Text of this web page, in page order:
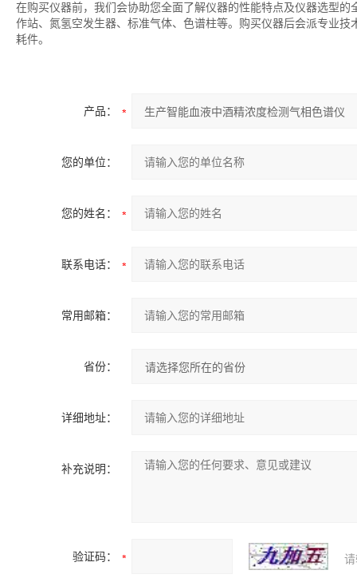
在购买仪器前，我们会协助您全面了解仪器的性能特点及仪器选型
作站、氮氢空发生器、标准气体、色谱柱等。购买仪器后会派专业
耗件。
产品：
您的单位：
您的姓名：
联系电话：
常用邮箱：
省份：
详细地址：
补充说明：
验证码：